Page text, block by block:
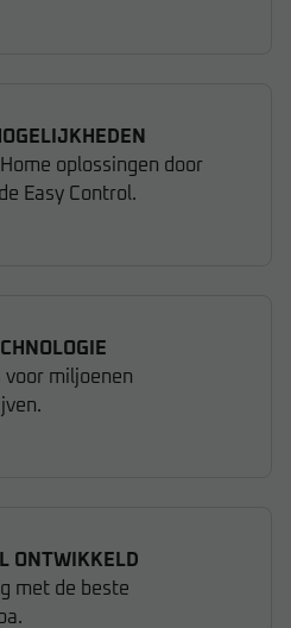
oplossingen door
Easy Control.
voor miljoenen
ONTWIKKELD
met de beste